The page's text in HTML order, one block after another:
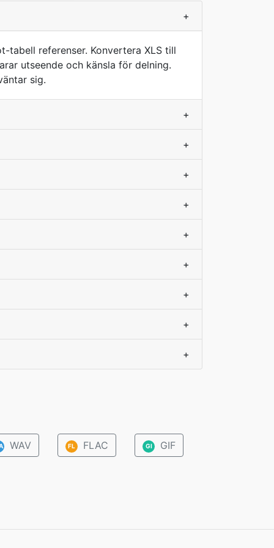
+
referenser. Konvertera XLS till
utseende och känsla för delning.
sig.
+
+
+
+
+
+
+
+
+
WAV FL FLAC GI GIF